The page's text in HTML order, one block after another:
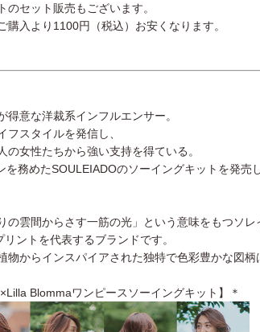
セット販売もございます。
購入より1100円（税込）お安くなります。
意な洋裁系インフルエンサー。
スタイルを発信し、
女性たちから強い支持を得ている。
務めたSOULEIADOのソーイングキットを発売
雲間からさす一筋の光」という意味をもつソレ
ントを代表するブランドです。
からインスパイアされた独特で色彩豊かな図柄
Blommaワンピースソーイングキット】＊